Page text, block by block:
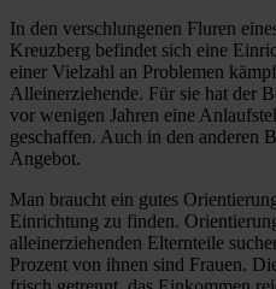
In den verschlungenen Fluren
Kreuzberg befindet sich eine
einer Vielzahl an Problemen
Alleinerziehende. Für sie hat der
vor wenigen Jahren eine
geschaffen. Auch in den anderen
Angebot.
Man braucht ein gutes
Einrichtung zu finden.
alleinerziehenden Elternteile
Prozent von ihnen sind Frauen.